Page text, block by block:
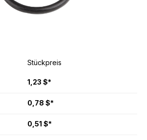
Stückpreis
1,23 $*
0,78 $*
0,51 $*